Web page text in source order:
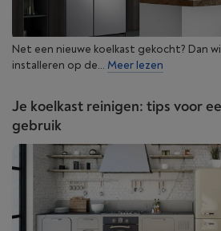
Net een nieuwe koelkast gekocht? Dan
installeren op de... Meer lezen
Je koelkast reinigen: tips voor
gebruik